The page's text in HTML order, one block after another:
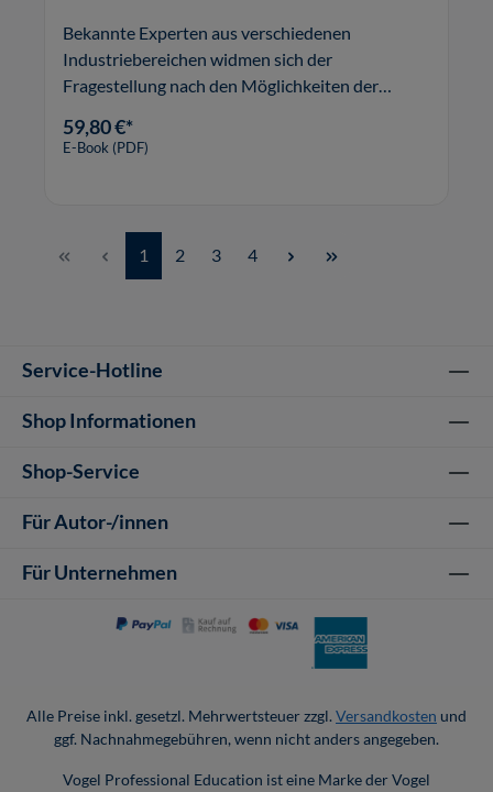
Bekannte Experten aus verschiedenen
Industriebereichen widmen sich der
Fragestellung nach den Möglichkeiten der
59,80 €*
E-Book (PDF)
Seite
1 Seite
2 Seite
3 Seite
4
Service-Hotline
Shop Informationen
Shop-Service
Für Autor-/innen
Für Unternehmen
Alle Preise inkl. gesetzl. Mehrwertsteuer zzgl. Versandkosten und
ggf. Nachnahmegebühren, wenn nicht anders angegeben.
Vogel Professional Education ist eine Marke der Vogel